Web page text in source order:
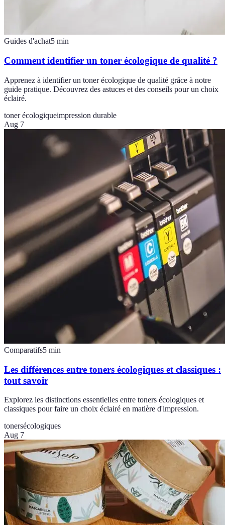
Guides d'achat5 min
Comment identifier un toner écologique de qualité ?
Apprenez à identifier un toner écologique de qualité grâce à notre
guide pratique. Découvrez des astuces et des conseils pour un choix
éclairé.
toner écologiqueimpression durable
Aug 7
Comparatifs5 min
Les différences entre toners écologiques et classiques :
tout savoir
Explorez les distinctions essentielles entre toners écologiques et
classiques pour faire un choix éclairé en matière d'impression.
tonersécologiques
Aug 7